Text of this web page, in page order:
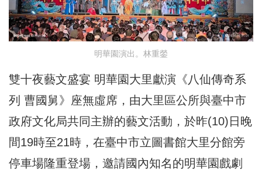
明華園演出。林重鎣
雙十夜藝文盛宴 明華園大里獻演《八仙傳奇系
列 曹國舅》座無虛席， 由大里區公所與臺中市
政府文化局共同主辦的藝文活動， 於昨(10)日晚
間19時至21時， 在臺中市立圖書館大里分館旁
停車場隆重登場， 邀請國內知名的明華園戲劇